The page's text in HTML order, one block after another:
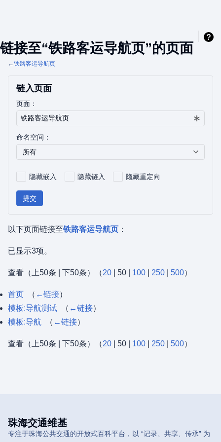
链接至“铁路客运导航页”的页面
←铁路客运导航页
链入页面
页面：
命名空间：
所有
隐藏嵌入 隐藏链入 隐藏重定向
提交
以下页面链接至铁路客运导航页 ：
已显示3项。
查看（ 上50条 下50条）（20 50 100 250 500）
首页 （ ←链接）
模板:导航测试
（ ←链接）
模板:导航
（ ←链接）
查看（ 上50条 下50条）（20 50 100 250 500）
珠海交通维基
专注于珠海公共交通的开放式百科平台，以 “记录、共享、传承” 为